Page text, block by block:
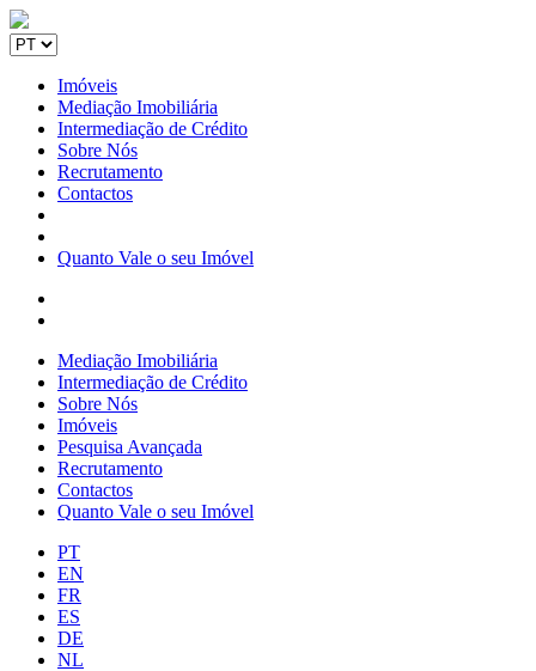
Imóveis
Mediação Imobiliária
Intermediação de Crédito
Sobre Nós
Recrutamento
Contactos
Quanto Vale o seu Imóvel
Mediação Imobiliária
Intermediação de Crédito
Sobre Nós
Imóveis
Pesquisa Avançada
Recrutamento
Contactos
Quanto Vale o seu Imóvel
PT
EN
FR
ES
DE
NL